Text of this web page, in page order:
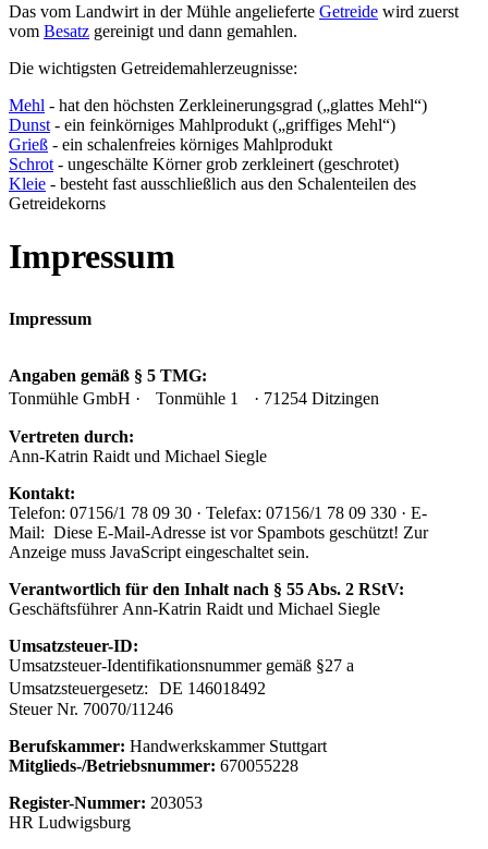
Das vom Landwirt in der Mühle angelieferte Getreide wird zuerst
vom Besatz gereinigt und dann gemahlen.
Die wichtigsten Getreidemahlerzeugnisse:
Mehl - hat den höchsten Zerkleinerungsgrad („glattes Mehl“)
Dunst - ein feinkörniges Mahlprodukt („griffiges Mehl“)
Grieß - ein schalenfreies körniges Mahlprodukt
Schrot - ungeschälte Körner grob zerkleinert (geschrotet)
Kleie - besteht fast ausschließlich aus den Schalenteilen des
Getreidekorns
Impressum
Impressum
Angaben gemäß § 5 TMG:
Tonmühle GmbH · Tonmühle 1 · 71254 Ditzingen
Vertreten durch:
Ann-Katrin Raidt und Michael Siegle
Kontakt:
Telefon: 07156/1 78 09 30 · Telefax: 07156/1 78 09 330 · E-
Mail: Diese E-Mail-Adresse ist vor Spambots geschützt! Zur
Anzeige muss JavaScript eingeschaltet sein.
Verantwortlich für den Inhalt nach § 55 Abs. 2 RStV:
Geschäftsführer Ann-Katrin Raidt und Michael Siegle
Umsatzsteuer-ID:
Umsatzsteuer-Identifikationsnummer gemäß §27 a
Umsatzsteuergesetz: DE 146018492
Steuer Nr. 70070/11246
Berufskammer: Handwerkskammer Stuttgart
Mitglieds-/Betriebsnummer: 670055228
Register-Nummer: 203053
HR Ludwigsburg